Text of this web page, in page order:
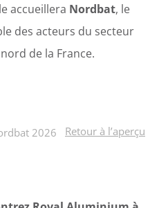
accueillera Nordbat, le
des acteurs du secteur
de la France.
2026 Retour à l’aperçu